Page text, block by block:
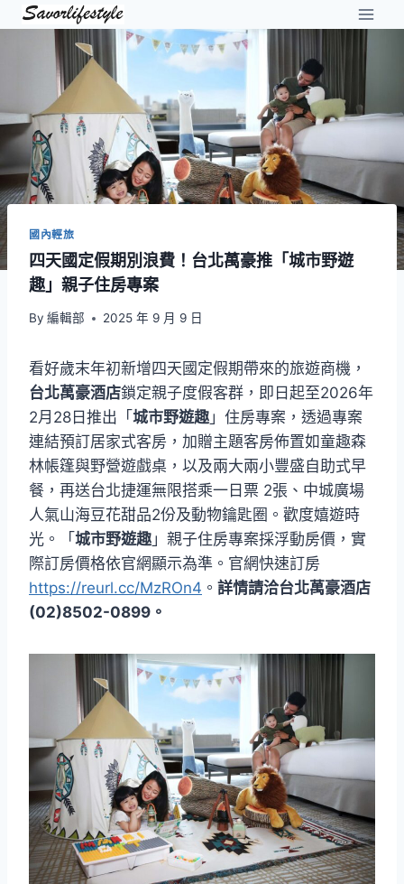
Skip
國內輕旅
四天國定假期別浪費！台北萬豪推「城市野遊
趣」親子住房專案
By 編輯部 2025 年 9 月 9 日
看好歲末年初新增四天國定假期帶來的旅遊商機，
台北萬豪酒店鎖定親子度假客群，即日起至2026年
2月28日推出「 城市野遊趣」住房專案，透過專案
連結預訂居家式客房，加贈主題客房佈置如童趣森
林帳篷與野營遊戲桌，以及兩大兩小豐盛自助式早
餐，再送台北捷運無限搭乘一日票 2張、中城廣場
人氣山海豆花甜品2份及動物鑰匙圈。歡度嬉遊時
光。「 城市野遊趣」親子住房專案採浮動房價，實
際訂房價格依官網顯示為準。官網快速訂房
https://reurl.cc/MzROn4 。 詳情請洽台北萬豪酒店
(02)8502-0899。